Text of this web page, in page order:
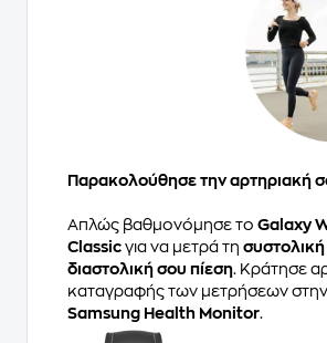
Παρακολούθησε την αρτηριακή
Απλώς βαθμονόμησε το Galaxy
Classic για να μετρά τη συστολική
διαστολική σου πίεση. Κράτησε
καταγραφής των μετρήσεων
Samsung Health Monitor.